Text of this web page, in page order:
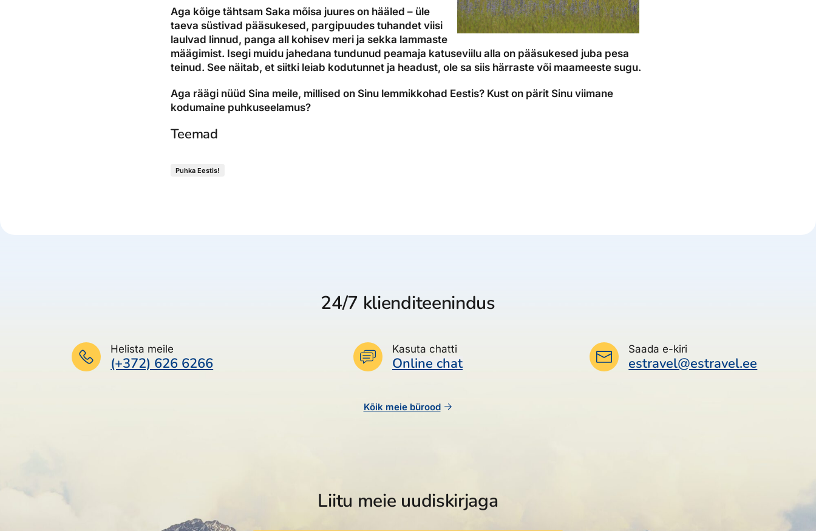
Aga kõige tähtsam Saka mõisa juures on hääled – üle
taeva süstivad pääsukesed, pargipuudes tuhandet viisi
laulvad linnud, panga all kohisev meri ja sekka lammaste
määgimist. Isegi muidu jahedana tundunud peamaja katuseviilu alla on pääsukesed juba pesa
teinud. See näitab, et siitki leiab kodutunnet ja headust, ole sa siis härraste või maameeste sugu.
Aga räägi nüüd Sina meile, millised on Sinu lemmikkohad Eestis? Kust on pärit Sinu viimane
kodumaine puhkuseelamus?
Teemad
Puhka Eestis!
24/7 klienditeenindus
Helista meile
(+372) 626 6266
Kasuta chatti
Online chat
Saada e-kiri
estravel@estravel.ee
Kõik meie bürood
Liitu meie uudiskirjaga